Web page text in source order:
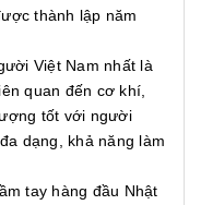
thành lập năm
Việt Nam nhất là
quan đến cơ khí,
tốt với người
dạng, khả năng làm
tay hàng đầu Nhật